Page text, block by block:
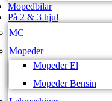
Mopedbilar
På 2 & 3 hjul
MC
Mopeder
Mopeder El
Mopeder Bensin